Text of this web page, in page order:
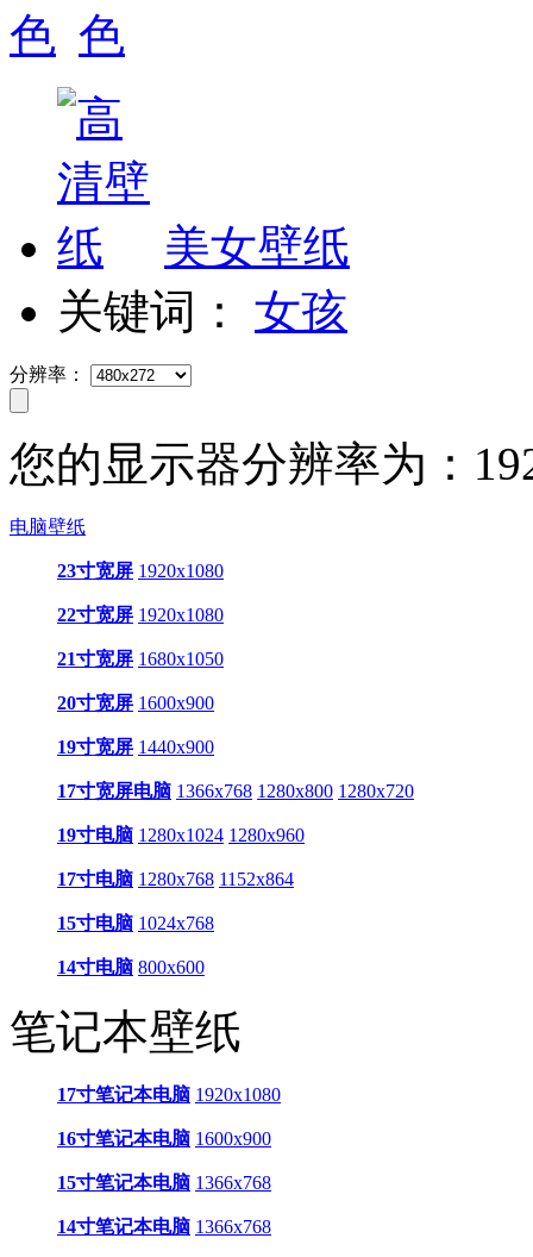
美女壁纸
关键词： 女孩
分辨率：
您的显示器分辨率为：
电脑壁纸
23寸宽屏 1920x1080
22寸宽屏 1920x1080
21寸宽屏 1680x1050
20寸宽屏 1600x900
19寸宽屏 1440x900
17寸宽屏电脑 1366x768 1280x800 1280x720
19寸电脑 1280x1024 1280x960
17寸电脑 1280x768 1152x864
15寸电脑 1024x768
14寸电脑 800x600
笔记本壁纸
17寸笔记本电脑 1920x1080
16寸笔记本电脑 1600x900
15寸笔记本电脑 1366x768
14寸笔记本电脑 1366x768